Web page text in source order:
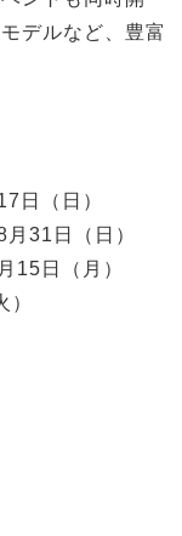
デルなど、豊富
日（日）
31日（日）
15日（月）